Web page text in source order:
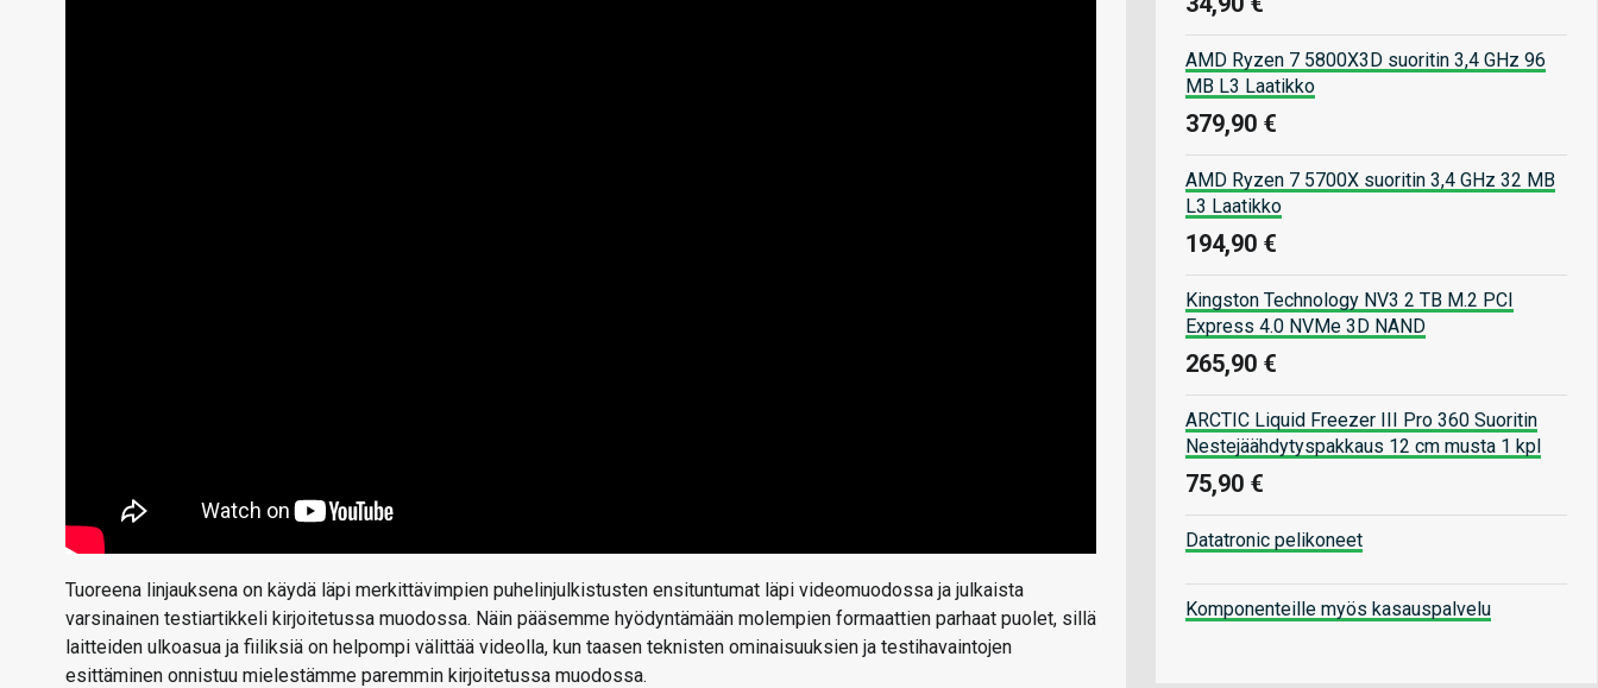
Tuoreena linjauksena on käydä läpi merkittävimpien puhelinjulkistusten ensituntumat läpi videomuodossa ja julkaista
varsinainen testiartikkeli kirjoitetussa muodossa. Näin pääsemme hyödyntämään molempien formaattien parhaat puolet, sillä
laitteiden ulkoasua ja fiiliksiä on helpompi välittää videolla, kun taasen teknisten ominaisuuksien ja testihavaintojen
esittäminen onnistuu mielestämme paremmin kirjoitetussa muodossa.
AMD Ryzen 7 5800X3D suoritin 3,4 GHz 96
MB L3 Laatikko
379,90 €
AMD Ryzen 7 5700X suoritin 3,4 GHz 32 MB
L3 Laatikko
194,90 €
Kingston Technology NV3 2 TB M.2 PCI
Express 4.0 NVMe 3D NAND
265,90 €
ARCTIC Liquid Freezer III Pro 360 Suoritin
Nestejäähdytyspakkaus 12 cm musta 1 kpl
75,90 €
Datatronic pelikoneet
Komponenteille myös kasauspalvelu